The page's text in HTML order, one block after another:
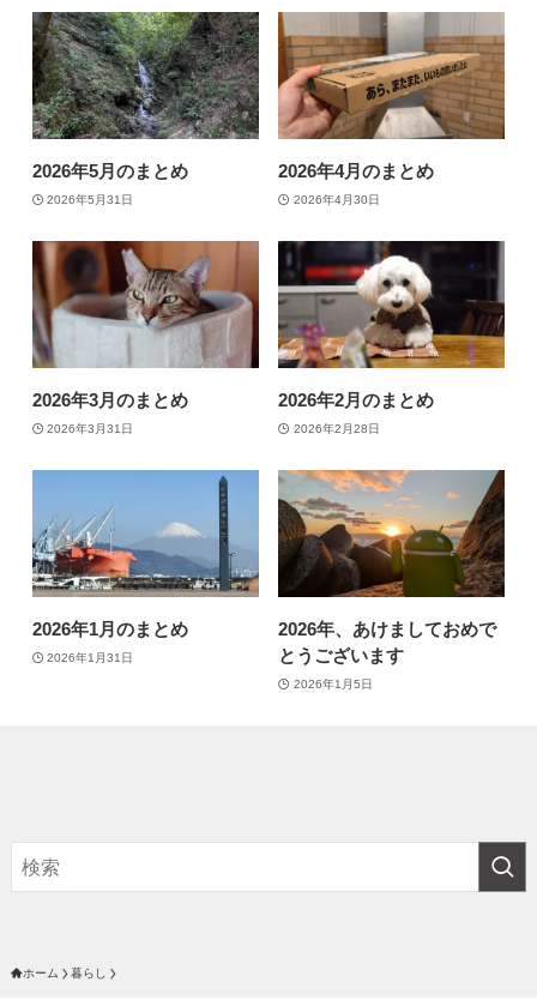
2026年5月のまとめ
2026年5月31日
2026年4月のまとめ
2026年4月30日
2026年3月のまとめ
2026年3月31日
2026年2月のまとめ
2026年2月28日
2026年1月のまとめ
2026年1月31日
2026年、あけましておめで
とうございます
2026年1月5日
ホーム 暮らし